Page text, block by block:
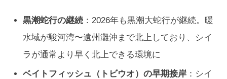
黒潮蛇行の継続 ：2026年も黒潮大蛇行が継続。暖
水域が駿河湾〜遠州灘沖まで北上しており、シイ
ラが通常より早く北上できる環境に
ベイトフィッシュ（トビウオ）の早期接岸 ：シイ